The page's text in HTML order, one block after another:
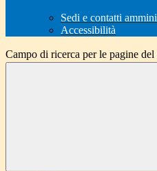
Sedi e contatti
Accessibilità
Campo di ricerca per le pagine del